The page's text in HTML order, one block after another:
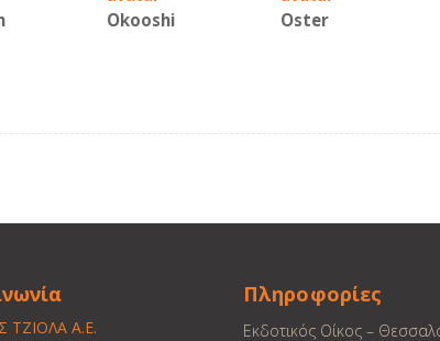
Okooshi Oster
ΤΖΙΟΛΑ Α.Ε.
Πληροφορίες
Εκδοτικός Οίκος –